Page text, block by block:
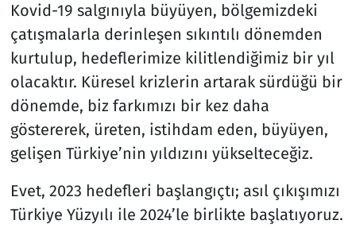
Kovid-19 salgınıyla büyüyen, bölgemizdeki
çatışmalarla derinleşen sıkıntılı dönemden
kurtulup, hedeflerimize kilitlendiğimiz bir yıl
olacaktır. Küresel krizlerin artarak sürdüğü bir
dönemde, biz farkımızı bir kez daha
göstererek, üreten, istihdam eden, büyüyen,
gelişen Türkiye’nin yıldızını yükselteceğiz.
Evet, 2023 hedefleri başlangıçtı; asıl çıkışımızı
Türkiye Yüzyılı ile 2024’le birlikte başlatıyoruz.